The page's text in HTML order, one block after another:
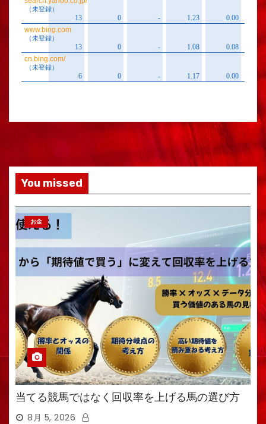
You missed
お金
当てる競馬ではなく回収率を上げる馬の選び方
8月 5, 2026